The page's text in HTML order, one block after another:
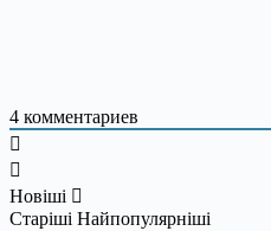
4 комментариев
Новіші
Старіші Найпопулярніші